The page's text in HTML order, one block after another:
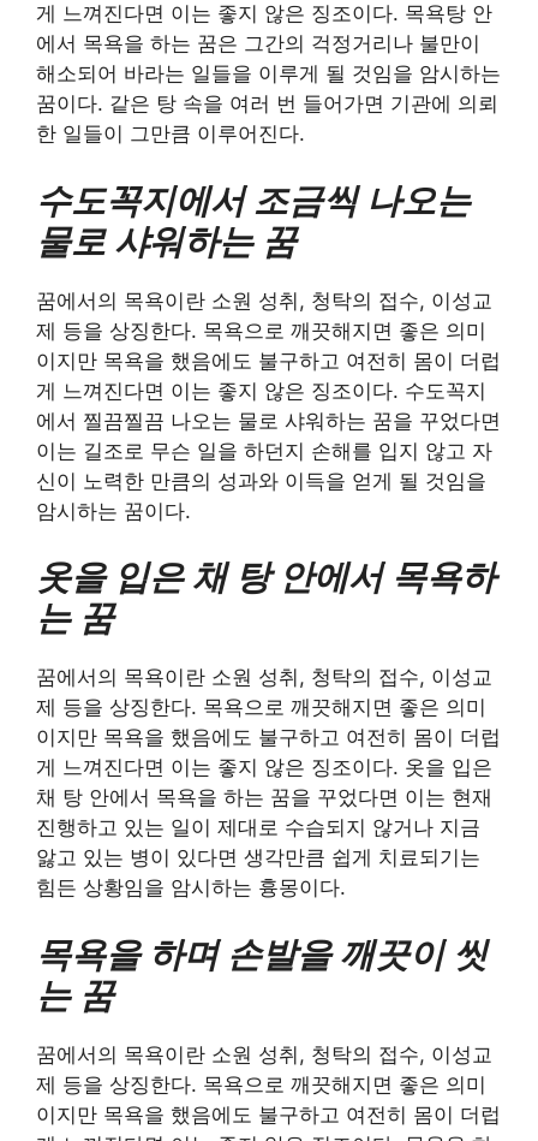
게 느껴진다면 이는 좋지 않은 징조이다. 목욕탕 안
에서 목욕을 하는 꿈은 그간의 걱정거리나 불만이
해소되어 바라는 일들을 이루게 될 것임을 암시하는
꿈이다. 같은 탕 속을 여러 번 들어가면 기관에 의뢰
한 일들이 그만큼 이루어진다.
수도꼭지에서 조금씩 나오는
물로 샤워하는 꿈
꿈에서의 목욕이란 소원 성취, 청탁의 접수, 이성교
제 등을 상징한다. 목욕으로 깨끗해지면 좋은 의미
이지만 목욕을 했음에도 불구하고 여전히 몸이 더럽
게 느껴진다면 이는 좋지 않은 징조이다. 수도꼭지
에서 찔끔찔끔 나오는 물로 샤워하는 꿈을 꾸었다면
이는 길조로 무슨 일을 하던지 손해를 입지 않고 자
신이 노력한 만큼의 성과와 이득을 얻게 될 것임을
암시하는 꿈이다.
옷을 입은 채 탕 안에서 목욕하
는 꿈
꿈에서의 목욕이란 소원 성취, 청탁의 접수, 이성교
제 등을 상징한다. 목욕으로 깨끗해지면 좋은 의미
이지만 목욕을 했음에도 불구하고 여전히 몸이 더럽
게 느껴진다면 이는 좋지 않은 징조이다. 옷을 입은
채 탕 안에서 목욕을 하는 꿈을 꾸었다면 이는 현재
진행하고 있는 일이 제대로 수습되지 않거나 지금
앓고 있는 병이 있다면 생각만큼 쉽게 치료되기는
힘든 상황임을 암시하는 흉몽이다.
목욕을 하며 손발을 깨끗이 씻
는 꿈
꿈에서의 목욕이란 소원 성취, 청탁의 접수, 이성교
제 등을 상징한다. 목욕으로 깨끗해지면 좋은 의미
이지만 목욕을 했음에도 불구하고 여전히 몸이 더럽